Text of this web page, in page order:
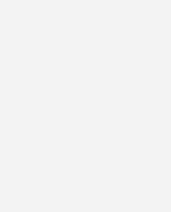
von uns
gebündelt und
damit einverstanden, über